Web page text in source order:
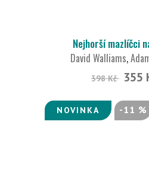
Nejhorší mazlíčci
David Walliams,
398 Kč 355
NOVINKA -11 %